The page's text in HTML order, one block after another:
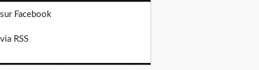
sur Facebook
via RSS